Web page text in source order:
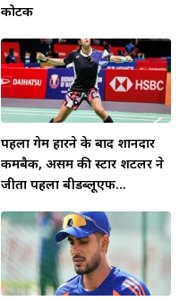
कोटक
पहला गेम हारने के बाद शानदार
कमबैक, असम की स्टार शटलर ने
जीता पहला बीडब्लूएफ...